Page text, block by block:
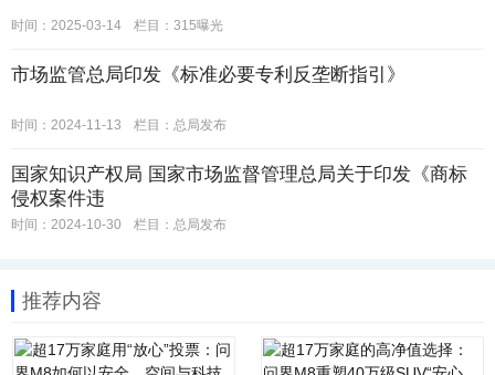
时间：2025-03-14 栏目： 315曝光
市场监管总局印发《标准必要专利反垄断指引》
时间：2024-11-13 栏目： 总局发布
国家知识产权局 国家市场监督管理总局关于印发《商标
侵权案件违
时间：2024-10-30 栏目： 总局发布
推荐内容